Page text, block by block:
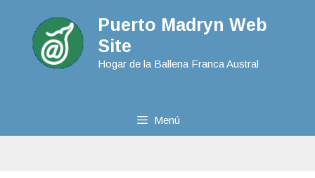
Puerto Madryn Web
Site
Hogar de la Ballena Franca Austral
Menú